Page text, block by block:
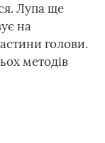
Лупа ще
на
голови.
методів